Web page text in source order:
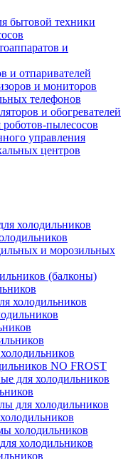
бытовой техники
и
и отпаривателей
и мониторов
телефонов
и обогревателей
пылесосов
управления
центров
холодильников
и морозильных
(балконы)
холодильников
NO FROST
для холодильников
для холодильников
холодильников
холодильников